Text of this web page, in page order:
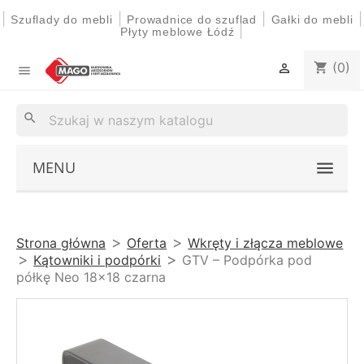
Szuflady do mebli Prowadnice do szuflad Gałki do mebli
Płyty meblowe Łódź
 shopping_cart (0)

search
MENU
Strona główna Oferta
Wkręty i złącza meblowe
Kątowniki i podpórki
GTV – Podpórka pod
półkę Neo 18x18 czarna